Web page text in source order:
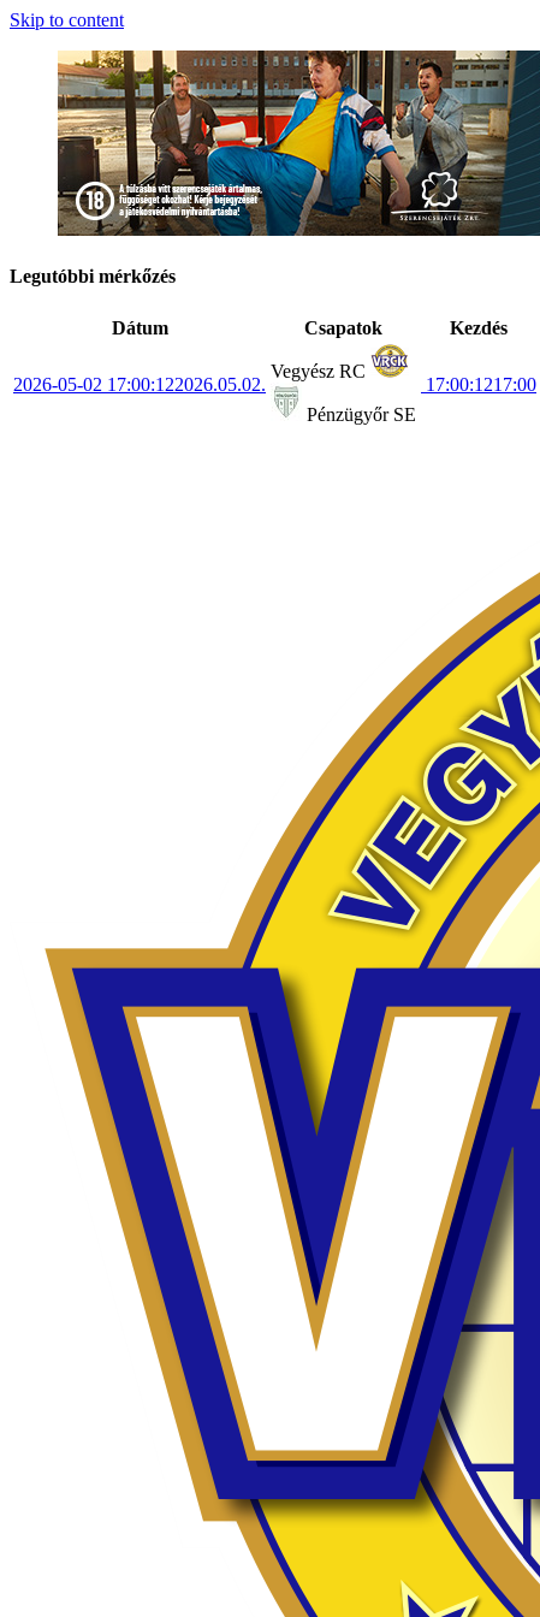
Skip to content
Legutóbbi mérkőzés
Dátum Csapatok Kezdés
2026-05-02 17:00:122026.05.02.
Vegyész RC
Pénzügyőr SE
17:00:1217:00